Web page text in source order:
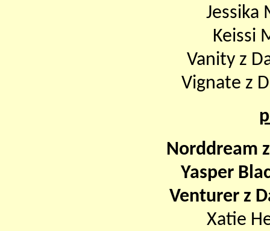
Jessika
Keissi
Vanity z
Vignate z
Norddream
Yasper
Venturer z
Xatie